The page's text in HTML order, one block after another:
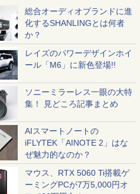
総合オーディオブランドに進
化するSHANLINGとは何者
か？
レイズのパワーデザインホイ
ール「M6」に新色登場!!
ソニーミラーレス一眼の大特
集！ 見どころ記事まとめ
AIスマートノートの
iFLYTEK「AINOTE 2」はな
ぜ魅力的なのか？
マウス、RTX 5060 Ti搭載ゲ
ーミングPCが7万5,000円オ